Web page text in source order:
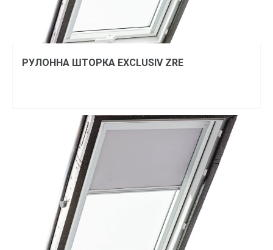
РУЛОННА ШТОРКА EXCLUSIV ZRE